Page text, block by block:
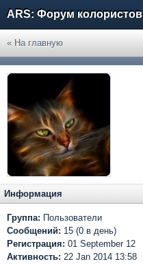
ARS: Форум колористов
« На главную
Информация
Группа: Пользователи
Сообщений: 15 (0 в день)
Регистрация: 01 September 12
Активность: 22 Jan 2014 13:58